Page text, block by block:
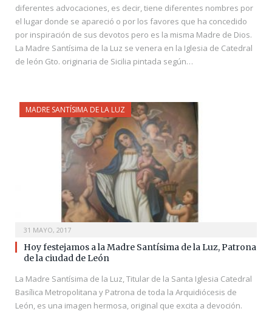
diferentes advocaciones, es decir, tiene diferentes nombres por
el lugar donde se apareció o por los favores que ha concedido
por inspiración de sus devotos pero es la misma Madre de Dios.
La Madre Santísima de la Luz se venera en la Iglesia de Catedral
de león Gto. originaria de Sicilia pintada según…
MADRE SANTÍSIMA DE LA LUZ
31 MAYO, 2017
Hoy festejamos a la Madre Santísima de la Luz, Patrona
de la ciudad de León
La Madre Santísima de la Luz, Titular de la Santa Iglesia Catedral
Basílica Metropolitana y Patrona de toda la Arquidiócesis de
León, es una imagen hermosa, original que excita a devoción.